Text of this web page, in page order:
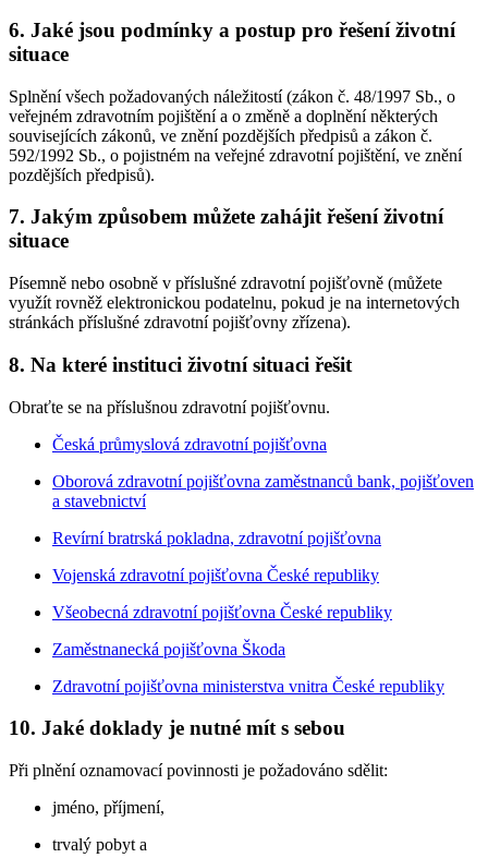
6. Jaké jsou podmínky a postup pro řešení životní
situace
Splnění všech požadovaných náležitostí (zákon č. 48/1997 Sb., o
veřejném zdravotním pojištění a o změně a doplnění některých
souvisejících zákonů, ve znění pozdějších předpisů a zákon č.
592/1992 Sb., o pojistném na veřejné zdravotní pojištění, ve znění
pozdějších předpisů).
7. Jakým způsobem můžete zahájit řešení životní
situace
Písemně nebo osobně v příslušné zdravotní pojišťovně (můžete
využít rovněž elektronickou podatelnu, pokud je na internetových
stránkách příslušné zdravotní pojišťovny zřízena).
8. Na které instituci životní situaci řešit
Obraťte se na příslušnou zdravotní pojišťovnu.
Česká průmyslová zdravotní pojišťovna
Oborová zdravotní pojišťovna zaměstnanců bank, pojišťoven
a stavebnictví
Revírní bratrská pokladna, zdravotní pojišťovna
Vojenská zdravotní pojišťovna České republiky
Všeobecná zdravotní pojišťovna České republiky
Zaměstnanecká pojišťovna Škoda
Zdravotní pojišťovna ministerstva vnitra České republiky
10. Jaké doklady je nutné mít s sebou
Při plnění oznamovací povinnosti je požadováno sdělit:
jméno, příjmení,
trvalý pobyt a